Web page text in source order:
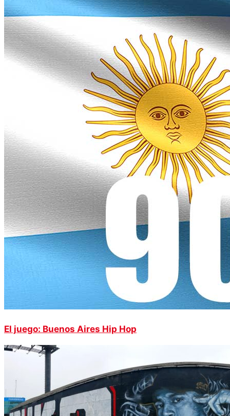
El juego: Buenos Aires Hip Hop